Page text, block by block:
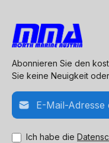
Abonnieren Sie den
Sie keine Neuigkeit
E-Mail-Adresse*
Ich habe die